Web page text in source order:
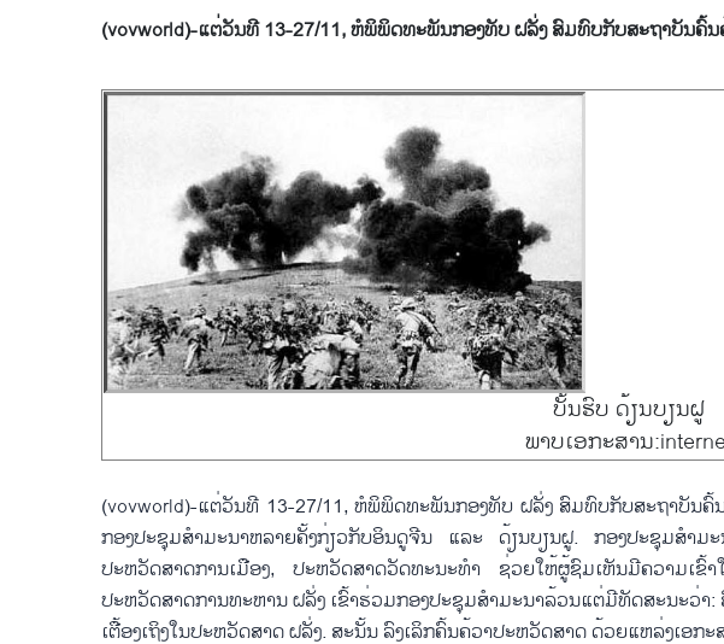
(vovworld)-​ແຕ່​ວັນ​ທີ 13-27/11, ຫໍພິພິດທະພັນ​ກອງທັບ​ ຝລັ່ງ ສົມທົບ​ກັບ​ສະ​ຖາ​ບັນ​ຄົ້
ບັ້ນຮົບ ດ້ຽນບຽນຝູ
ພາບເອກະສານ
(vovworld)-​ແຕ່​ວັນ​ທີ 13-27/11, ຫໍພິພິດທະພັນ​ກອງທັບ​ ຝລັ່ງ ສົມທົບ​ກັບ​ສະ​ຖາ​ບັນ​
ກອງ​ປະຊຸມ​ສຳ​ມະ​ນາ​ຫລາຍ​ຄັ້ງ​ກ່ຽວ​ກັບ​ອິນດູຈີນ ​ແລະ ດ້ຽນບຽນ​ຝູ. ກອງ​ປະຊຸມ​ສຳມະ​
ປະຫວັດສາດ​ການ​ເມືອງ, ປະຫວັດສາດ​ວັດທະນະທຳ ຊ່ວຍ​ໃຫ້​ຜູ້​ຊົມ​ເຫັນ​​ມີ​ຄວາມ​ເຂົ້
ປະຫວັດສາດ​ການ​ທະຫານ ຝລັ່ງ ​ເຂົ້າ​ຮ່ວມ​ກອງ​ປະຊຸມ​ສຳ​ມະ​ນາ​ລ້ວນ​ແຕ່​ມີ​ທັດສະນະ​ວ່
ເຕື້ອງ​ເຖິງ​ໃນ​ປະຫວັດສາດ ຝລັ່ງ. ສະ​ນັ້ນ ລົງ​ເລິກ​ຄົ້ນ​ຄ້ວາ​ປະຫວັດສາດ ດ້ວຍ​ແຫ​ລ່ງ​ເອ